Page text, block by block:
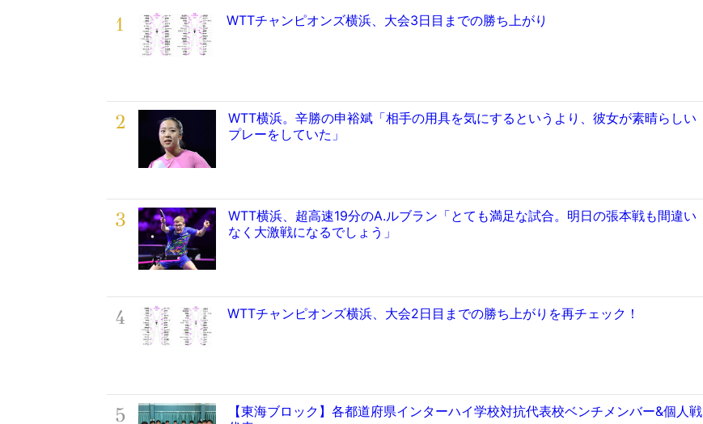
1 WTTチャンピオンズ横浜、大会3日目までの勝ち上がり
2
WTT横浜。辛勝の申裕斌「相手の用具を気にするというより、彼女が素晴らしい
プレーをしていた」
3
WTT横浜、超高速19分のA.ルブラン「とても満足な試合。明日の張本戦も間違い
なく大激戦になるでしょう」
4 WTTチャンピオンズ横浜、大会2日目までの勝ち上がりを再チェック！
5
【東海ブロック】各都道府県インターハイ学校対抗代表校ベンチメンバー&個人戦